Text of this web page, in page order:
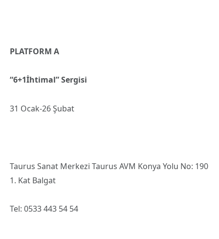
PLATFORM A
“6+1İhtimal” Sergisi
31 Ocak-26 Şubat
Taurus Sanat Merkezi Taurus AVM Konya Yolu No: 190
1. Kat Balgat
Tel: 0533 443 54 54